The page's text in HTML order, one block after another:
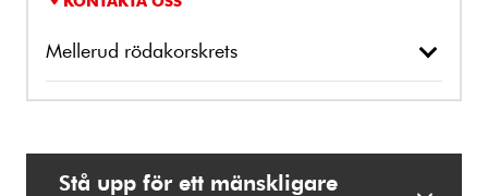
Mellerud rödakorskrets
Stå upp för ett mänskligare